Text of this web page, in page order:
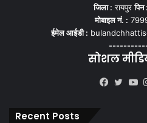
जिला : रायपुरपिन :
मोबाइल नं. :
ईमेल आईडी :
सोशल
Recent Posts